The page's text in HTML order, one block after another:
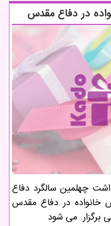
در دفاع مقدس
چهلمین سالگرد دفاع
در دفاع مقدس
برگزار می شود